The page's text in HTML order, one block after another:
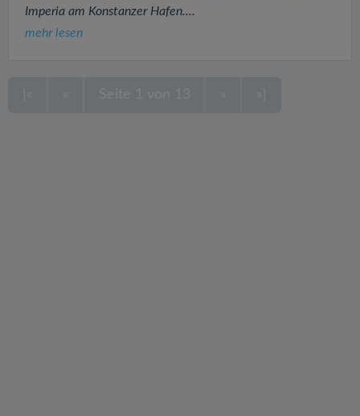
Imperia am Konstanzer Hafen....
mehr lesen